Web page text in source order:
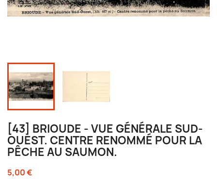
[43] BRIOUDE - VUE GÉNÉRALE SUD-
OUEST. CENTRE RENOMMÉ POUR LA
PÊCHE AU SAUMON.
5,00 €